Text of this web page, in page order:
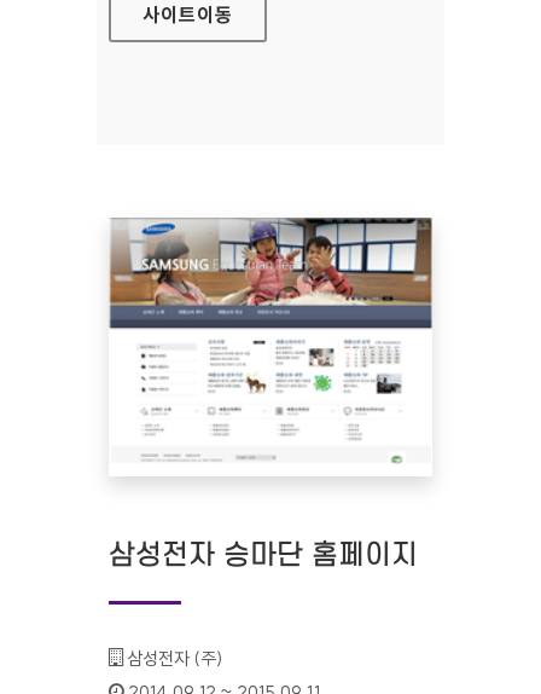
사이트이동
삼성전자 승마단 홈페이지
기관명 :
삼성전자 (주)